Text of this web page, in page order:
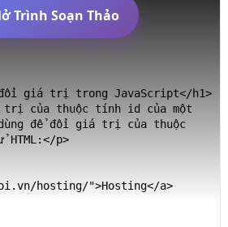
đổi giá trị trong
giá trị trong JavaScript</h1>
trị của thuộc tính id của một
dùng để đổi giá trị của thuộc
p>
hosting/">Hosting</a>
Trình Soạn Thảo